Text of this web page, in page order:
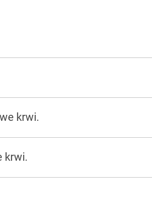
krwi.
krwi.